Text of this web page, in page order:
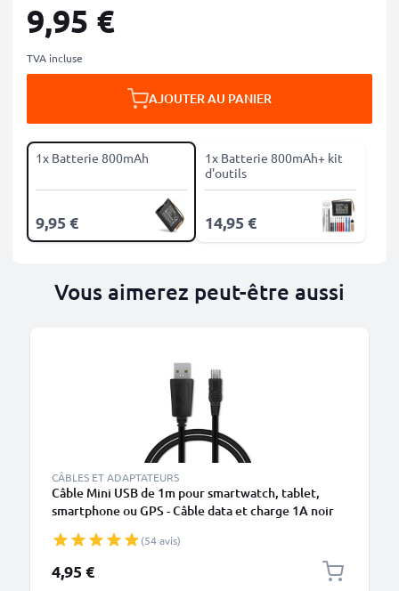
9,95 €
TVA incluse
AJOUTER AU PANIER
1x Batterie 800mAh
9,95 €
1x Batterie 800mAh+ kit
d'outils
14,95 €
Vous aimerez peut-être aussi
CÂBLES ET ADAPTATEURS
Câble Mini USB de 1m pour smartwatch, tablet,
smartphone ou GPS - Câble data et charge 1A noir
(54 avis)
4,95 €